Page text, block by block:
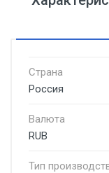
Страна
Россия
Валюта
RUB
Тип